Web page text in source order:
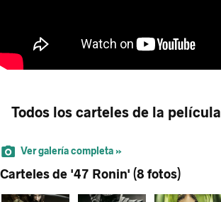
Todos los carteles de la película
Ver galería completa »
Carteles de '47 Ronin' (8 fotos)